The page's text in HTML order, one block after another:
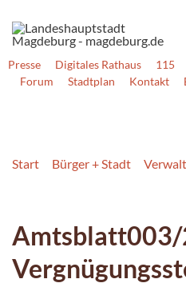
Presse Digitales Rathaus 115
Forum
Stadtplan Kontakt
Start Bürger + Stadt